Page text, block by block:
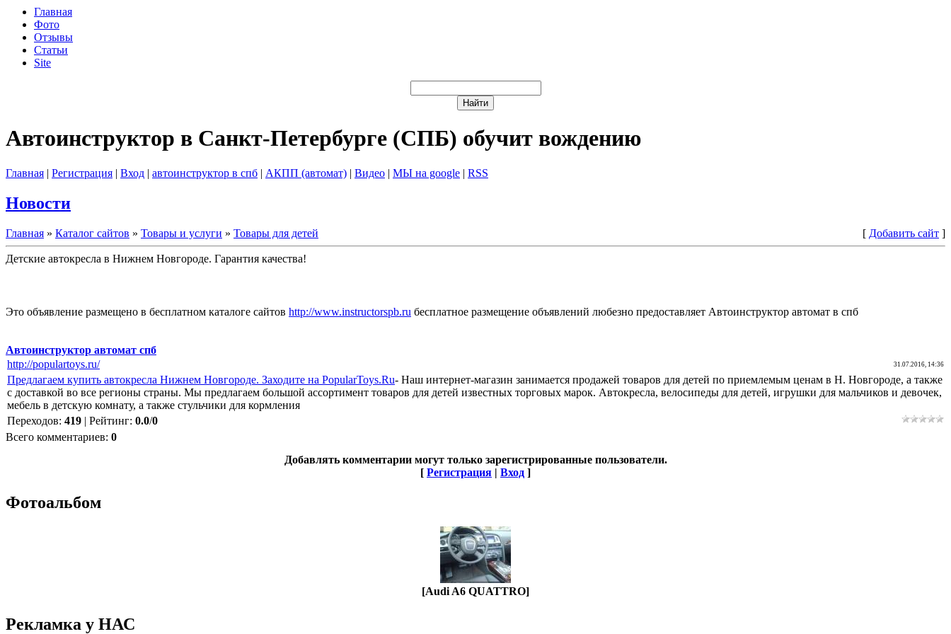
Главная
Фото
Отзывы
Статьи
Site
Автоинструктор в Санкт-Петербурге (СПБ) обучит вождению
Главная | Регистрация | Вход | автоинструктор в спб | АКПП (автомат) | Видео | МЫ на google | RSS
Новости
Главная » Каталог сайтов » Товары и услуги » Товары для детей [ Добавить сайт ]
Детские автокресла в Нижнем Новгороде. Гарантия качества!
Это объявление размещено в бесплатном каталоге сайтов http://www.instructorspb.ru бесплатное размещение объявлений любезно предоставляет Автоинструктор автомат в спб
Автоинструктор автомат спб
http://populartoys.ru/
31.07.2016, 14:36
Предлагаем купить автокресла Нижнем Новгороде. Заходите на PopularToys.Ru- Наш интернет-магазин занимается продажей товаров для детей по приемлемым ценам в Н. Новгороде, а также
с доставкой во все регионы страны. Мы предлагаем большой ассортимент товаров для детей известных торговых марок. Автокресла, велосипеды для детей, игрушки для мальчиков и девочек,
мебель в детскую комнату, а также стульчики для кормления
Переходов: 419 | Рейтинг: 0.0/0
Всего комментариев: 0
Добавлять комментарии могут только зарегистрированные пользователи.
[ Регистрация | Вход ]
Фотоальбом
[Audi A6 QUATTRO]
Рекламка у НАС